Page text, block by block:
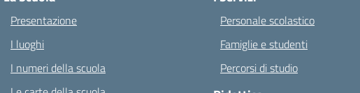
Presentazione
I luoghi
I numeri della scuola
Personale scolastico
Famiglie e studenti
Percorsi di studio